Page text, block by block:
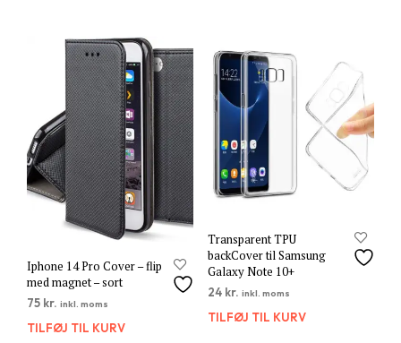
Iphone 14 Pro Cover – flip
med magnet – sort
75 kr. inkl. moms
TILFØJ TIL KURV
Transparent TPU
backCover til Samsung
Galaxy Note 10+
24 kr. inkl. moms
TILFØJ TIL KURV